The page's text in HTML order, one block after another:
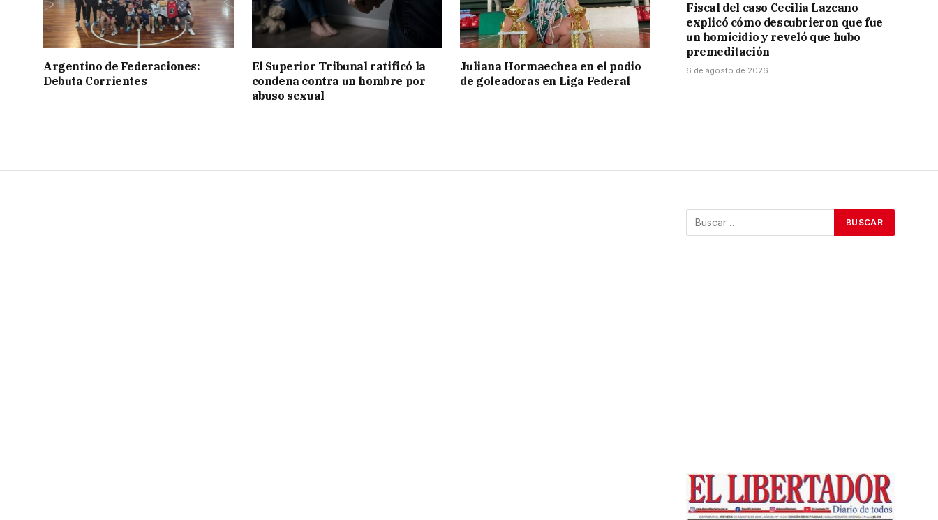
Argentino de Federaciones:
Debuta Corrientes
El Superior Tribunal ratificó la
condena contra un hombre por
abuso sexual
Juliana Hormaechea en el podio
de goleadoras en Liga Federal
Fiscal del caso Cecilia Lazcano
explicó cómo descubrieron que fue
un homicidio y reveló que hubo
premeditación
6 de agosto de 2026